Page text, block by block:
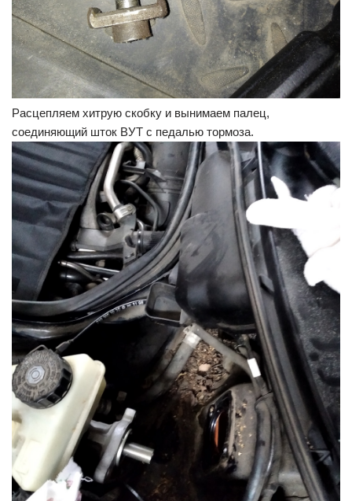
Расцепляем хитрую скобку и вынимаем палец,
соединяющий шток ВУТ с педалью тормоза.